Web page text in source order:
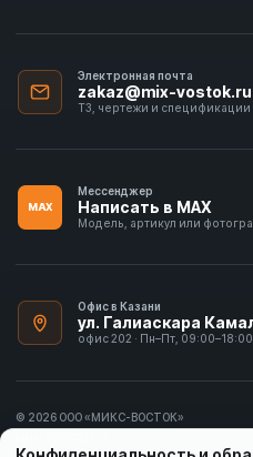
Электронная почта
zakaz@mix-vostok.ru
ТЗ, чертежи и спецификации
MAX
Мессенджер
Написать в MAX
Модель, артикул или
Офис в Казани
ул. Галиаскара
офис 202 · Пн–Пт, 09:00–18:00
© 2026 ООО «МИКС-ВОСТОК»